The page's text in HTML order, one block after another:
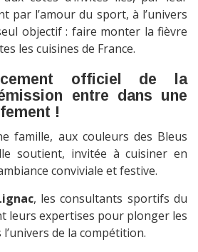
par l’amour du sport, à l’univers
objectif : faire monter la fièvre
les cuisines de France.
officiel de la
entre dans une
!
famille, aux couleurs des Bleus
soutient, invitée à cuisiner en
conviviale et festive.
, les consultants sportifs du
leurs expertises pour plonger les
de la compétition.